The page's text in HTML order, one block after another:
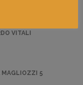
VITALI
MAGLIOZZI 5